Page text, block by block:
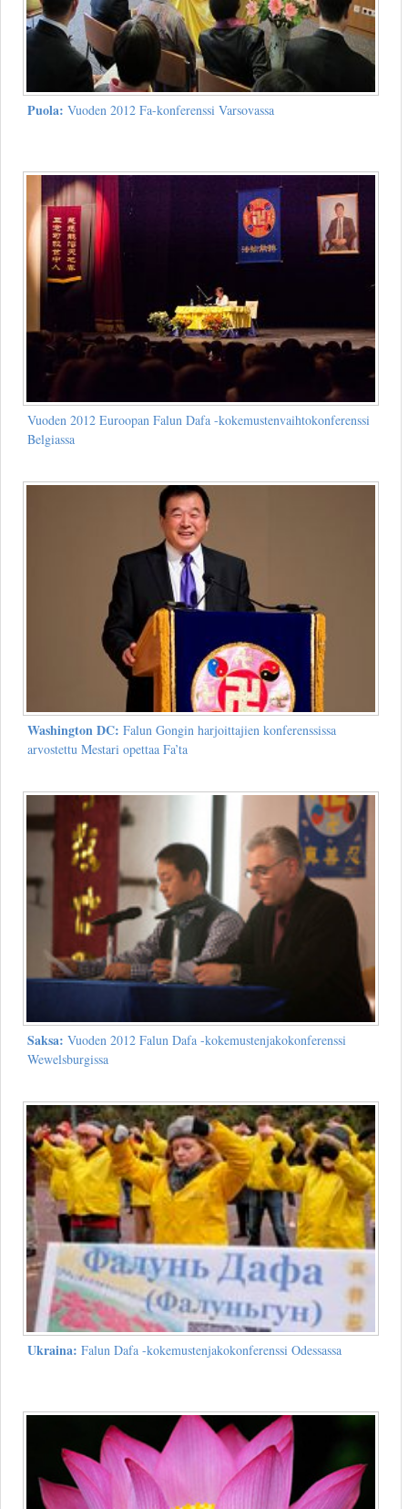
Puola: Vuoden 2012 Fa-konferenssi Varsovassa
Vuoden 2012 Euroopan Falun Dafa -kokemustenvaihtokonferenssi
Belgiassa
Washington DC: Falun Gongin harjoittajien konferenssissa
arvostettu Mestari opettaa Fa’ta
Saksa: Vuoden 2012 Falun Dafa -kokemustenjakokonferenssi
Wewelsburgissa
Ukraina: Falun Dafa -kokemustenjakokonferenssi Odessassa